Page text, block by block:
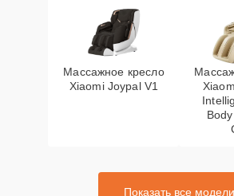
Массажное кресло
Xiaomi Joypal V1
Показать все модели